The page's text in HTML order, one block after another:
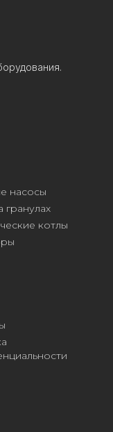
насосы
гранулах
котлы